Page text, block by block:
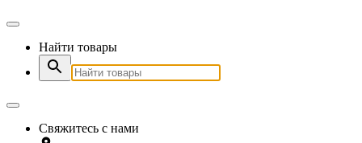
Найти товары
Свяжитесь с нами